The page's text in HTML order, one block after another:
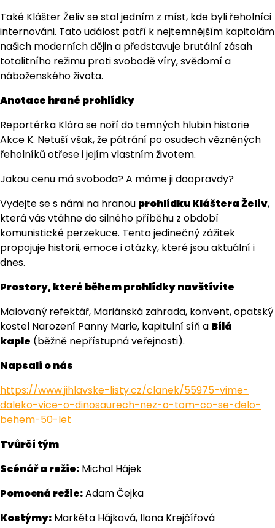
Také Klášter Želiv se stal jedním z míst, kde byli řeholníci
internováni. Tato událost patří k nejtemnějším kapitolám
našich moderních dějin a představuje brutální zásah
totalitního režimu proti svobodě víry, svědomí a
náboženského života.
Anotace hrané prohlídky
Reportérka Klára se noří do temných hlubin historie
Akce K. Netuší však, že pátrání po osudech vězněných
řeholníků otřese i jejím vlastním životem.
Jakou cenu má svoboda? A máme ji doopravdy?
Vydejte se s námi na hranou prohlídku Kláštera Želiv,
která vás vtáhne do silného příběhu z období
komunistické perzekuce. Tento jedinečný zážitek
propojuje historii, emoce i otázky, které jsou aktuální i
dnes.
Prostory, které během prohlídky navštívíte
Malovaný refektář, Mariánská zahrada, konvent, opatský
kostel Narození Panny Marie, kapitulní síň a Bílá
kaple (běžně nepřístupná veřejnosti).
Napsali o nás
https://www.jihlavske-listy.cz/clanek/55975-vime-
daleko-vice-o-dinosaurech-nez-o-tom-co-se-delo-
behem-50-let
Tvůrčí tým
Scénář a režie: Michal Hájek
Pomocná režie:Adam Čejka
Kostýmy: Markéta Hájková, Ilona Krejčířová